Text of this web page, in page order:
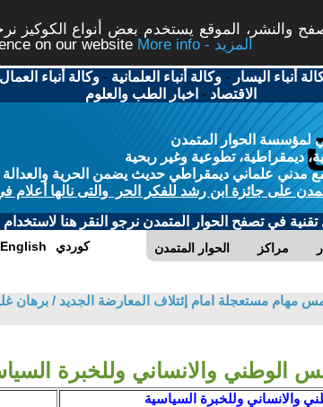
والنشر، الموقع يستخدم بعض أنواع الكوكيز
on our website
More info - المزيد
أنباء اليسار -وكالة أنباء العلمانية -وكالة أنباء العمال
الاقتصاد - اخبار الطب والعلوم
لمؤسسة الحوار المتمدن
ديمقراطية، تطوعية وغير ربحية
علماني ديمقراطي حديث يضمن الحرية والعدالة
على جائزة ابن رشد للفكر الحر والتى نالها أعلام
في تصفح الحوار المتمدن نرجو النقر هنا لاستخدام
الحوار المتمدن مراكز English كوردي
مهام مستعجلة امام إئتلاف المعارضة الجديد / برهان
الوطني والانساني وللخبرة
والانساني وللخبرة السياسية